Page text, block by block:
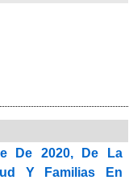
De 2020, De La
Y Familias En